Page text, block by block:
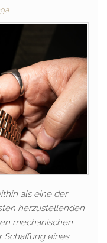
als eine der
herzustellenden
mechanischen
Schaffung eines